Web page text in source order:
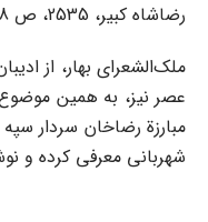
رضاشاه کبیر، 2535، ص 58)
ملک‌الشعرای بهار، از
عصر نیز، به همین موضوع
مبارزة رضاخان سردار سپه
شهربانی معرفی کرده و